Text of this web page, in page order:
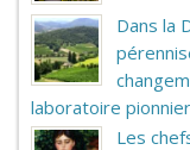
Dans la
laboratoire
Les